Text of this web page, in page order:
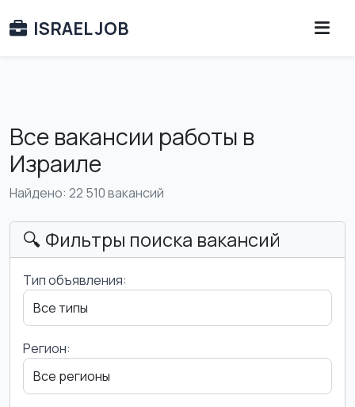
ISRAEL JOB
Все вакансии работы в
Израиле
Найдено: 22 510 вакансий
🔍 Фильтры поиска вакансий
Тип объявления:
Регион: